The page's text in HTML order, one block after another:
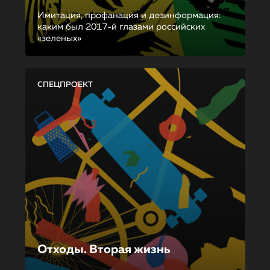
Имитация, профанация и дезинформация:
каким был 2017-й глазами российских
«зеленых»
СПЕЦПРОЕКТ
Отходы. Вторая жизнь